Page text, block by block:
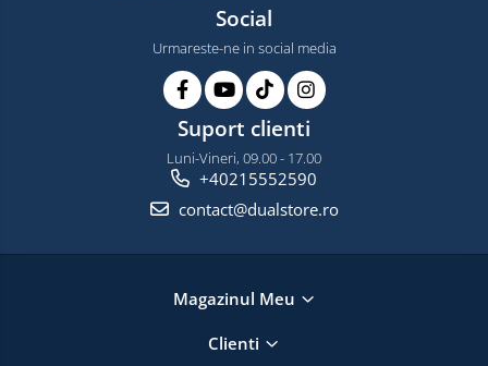
Social
Urmareste-ne in social media
Suport clienti
Luni-Vineri, 09.00 - 17.00
+40215552590
contact@dualstore.ro
Magazinul Meu
Clienti